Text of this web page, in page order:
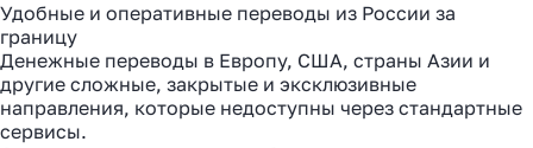
Удобные и оперативные переводы из России за
границу
Денежные переводы в Европу, США, страны Азии и
другие сложные, закрытые и эксклюзивные
направления, которые недоступны через стандартные
сервисы.